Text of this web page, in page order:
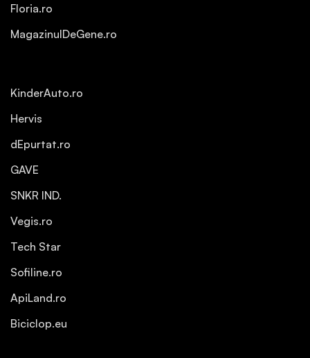
Floria.ro
MagazinulDeGene.ro
KinderAuto.ro
Hervis
dEpurtat.ro
GAVE
SNKR IND.
Vegis.ro
Tech Star
Sofiline.ro
ApiLand.ro
Biciclop.eu